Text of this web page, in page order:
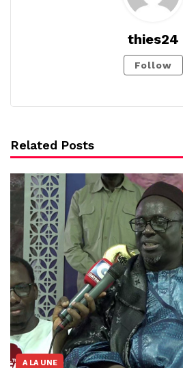
thies24
Follow
Related Posts
A LA UNE